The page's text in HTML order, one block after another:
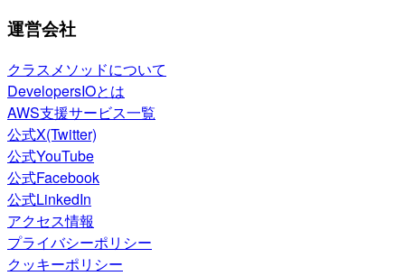
運営会社
クラスメソッドについて
DevelopersIOとは
AWS支援サービス一覧
公式X(Twitter)
公式YouTube
公式Facebook
公式LinkedIn
アクセス情報
プライバシーポリシー
クッキーポリシー